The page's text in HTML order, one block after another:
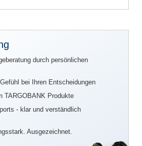
durch persönlichen
bei Ihren Entscheidungen
TARGOBANK Produkte
- klar und verständlich
Ausgezeichnet.